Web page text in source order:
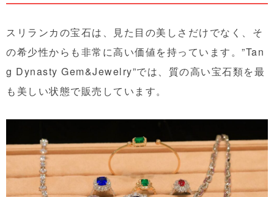
スリランカの宝石は、見た目の美しさだけでなく、そ
の希少性からも非常に高い価値を持っています。”Tan
g Dynasty Gem&Jewelry”では、質の高い宝石類を最
も美しい状態で販売しています。